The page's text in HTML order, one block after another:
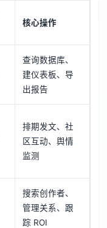
核心操作
查询数据库、
建仪表板、导
出报告
排期发文、社
区互动、舆情
监测
搜索创作者、
管理关系、跟
踪 ROI